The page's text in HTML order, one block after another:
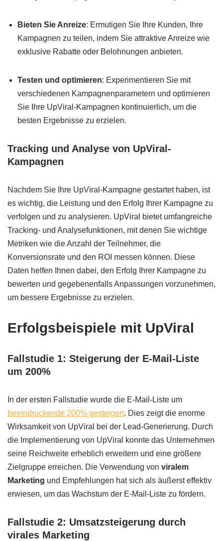
Bieten Sie Anreize: Ermutigen Sie Ihre Kunden, Ihre
Kampagnen zu teilen, indem Sie attraktive Anreize wie
exklusive Rabatte oder Belohnungen anbieten.
Testen und optimieren: Experimentieren Sie mit
verschiedenen Kampagnenparametern und optimieren
Sie Ihre UpViral-Kampagnen kontinuierlich, um die
besten Ergebnisse zu erzielen.
Tracking und Analyse von UpViral-
Kampagnen
Nachdem Sie Ihre UpViral-Kampagne gestartet haben, ist
es wichtig, die Leistung und den Erfolg Ihrer Kampagne zu
verfolgen und zu analysieren. UpViral bietet umfangreiche
Tracking- und Analysefunktionen, mit denen Sie wichtige
Metriken wie die Anzahl der Teilnehmer, die
Konversionsrate und den ROI messen können. Diese
Daten helfen Ihnen dabei, den Erfolg Ihrer Kampagne zu
bewerten und gegebenenfalls Anpassungen vorzunehmen,
um bessere Ergebnisse zu erzielen.
Erfolgsbeispiele mit UpViral
Fallstudie 1: Steigerung der E-Mail-Liste
um 200%
In der ersten Fallstudie wurde die E-Mail-Liste um
beeindruckende 200% gesteigert. Dies zeigt die enorme
Wirksamkeit von UpViral bei der Lead-Generierung. Durch
die Implementierung von UpViral konnte das Unternehmen
seine Reichweite erheblich erweitern und eine größere
Zielgruppe erreichen. Die Verwendung von viralem
Marketing und Empfehlungen hat sich als äußerst effektiv
erwiesen, um das Wachstum der E-Mail-Liste zu fördern.
Fallstudie 2: Umsatzsteigerung durch
virales Marketing